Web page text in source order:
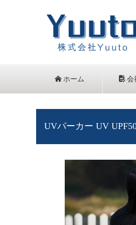
낀 ホーム 넖 会
UVパーカー UV